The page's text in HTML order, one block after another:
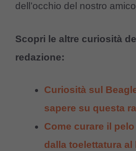
dell’occhio del nostro
Scopri le altre curiosità
redazione:
Curiosità sul
sapere su questa
Come curare il
dalla toelettatura al